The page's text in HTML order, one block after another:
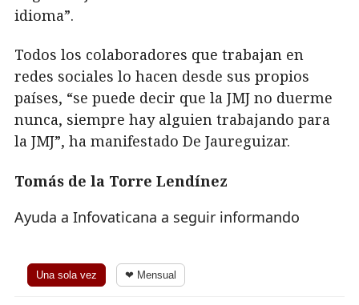
idioma”.
Todos los colaboradores que trabajan en
redes sociales lo hacen desde sus propios
países, “se puede decir que la JMJ no duerme
nunca, siempre hay alguien trabajando para
la JMJ”, ha manifestado De Jaureguizar.
Tomás de la Torre Lendínez
Ayuda a Infovaticana a seguir informando
Una sola vez ❤ Mensual